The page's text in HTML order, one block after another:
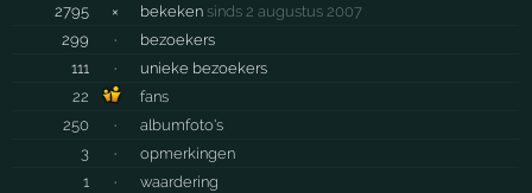
2795
× bekeken sinds 2 augustus 2007
299
·
bezoekers
111
·
unieke bezoekers
22
fans
250
·
albumfoto's
3
·
opmerkingen
1
· waardering